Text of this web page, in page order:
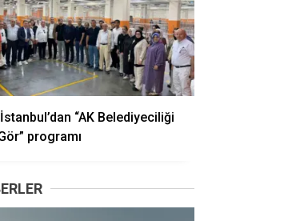
“AK Belediyeciliği
programı